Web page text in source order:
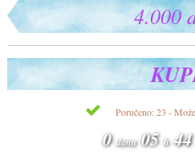
4.000
Poručeno: 23 -
0dana 05h